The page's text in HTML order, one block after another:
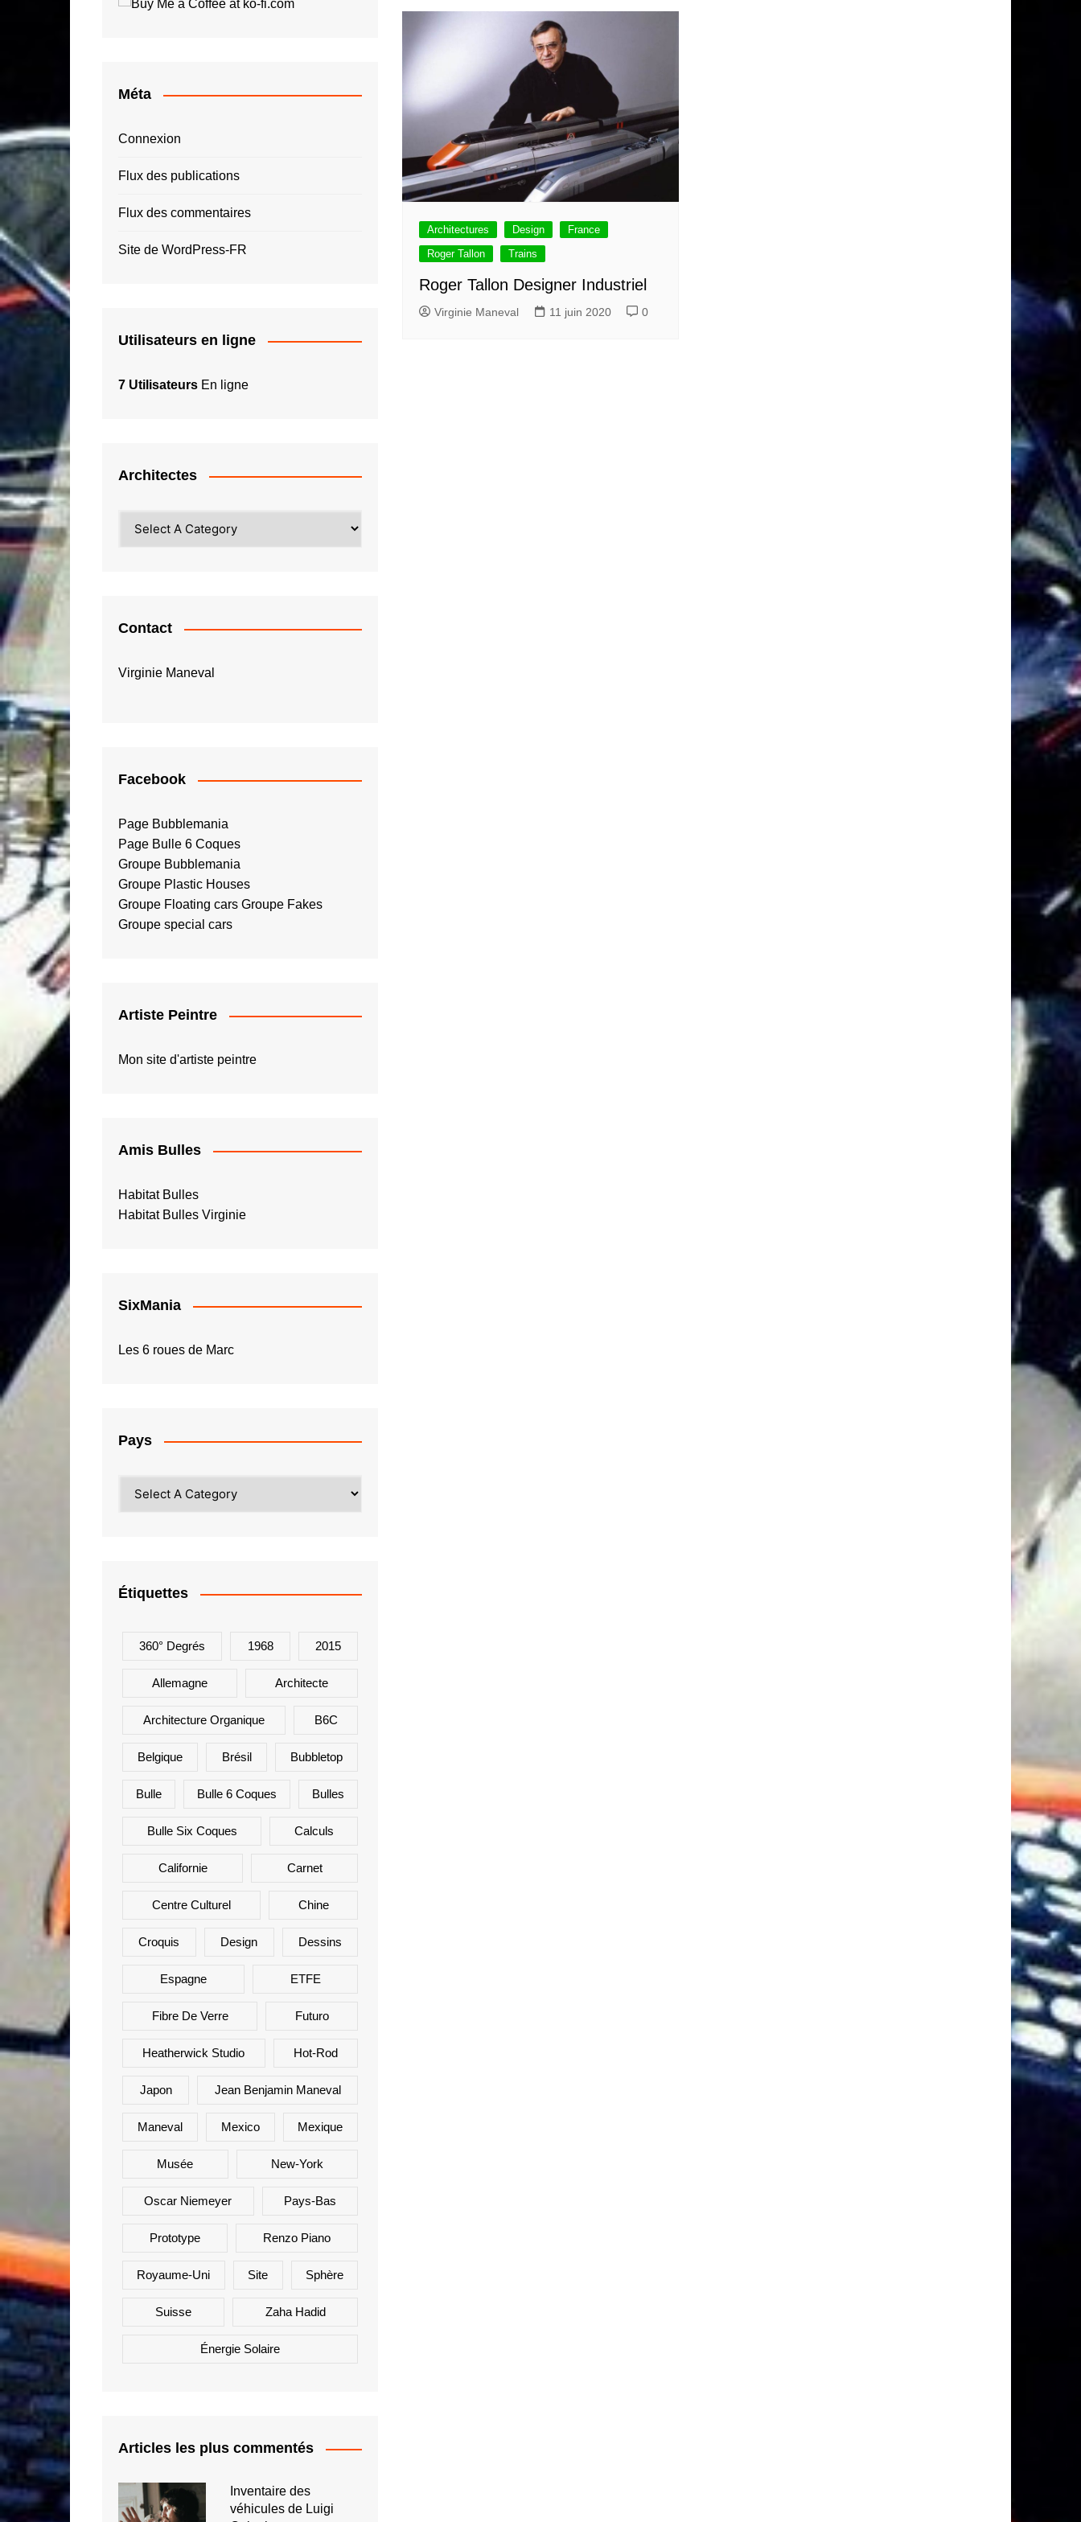
Roger Tallon
Fusée
Submersible
Trains
Voiture
Voiture Bulle
Musée
Bulle
Organiques
Bulle Six Coques
Plastique
Concept
Venturo
Architectures Design
France
Roger Tallon
Trains
Roger Tallon Designer Industriel
Virginie Maneval 11 juin 2020 0
Méta
Connexion
Flux des publications
Flux des commentaires
Site de WordPress-FR
Utilisateurs en ligne
7 Utilisateurs En ligne
Architectes
Contact
Virginie Maneval
Facebook
Page Bubblemania
Page Bulle 6 Coques
Groupe Bubblemania
Groupe Plastic Houses
Groupe Floating cars Groupe Fakes
Groupe special cars
Artiste Peintre
Mon site d'artiste peintre
Amis Bulles
Habitat Bulles
Habitat Bulles Virginie
SixMania
Les 6 roues de Marc
Pays
Étiquettes
360° Degrés 1968 2015
Allemagne Architecte
Architecture Organique B6C
Belgique Brésil Bubbletop
Bulle Bulle 6 Coques Bulles
Bulle Six Coques Calculs
Californie Carnet
Centre Culturel Chine
Croquis Design Dessins
Espagne ETFE
Fibre De Verre Futuro
Heatherwick Studio Hot-Rod
Japon Jean Benjamin Maneval
Maneval Mexico Mexique
Musée New-York
Oscar Niemeyer Pays-Bas
Prototype Renzo Piano
Royaume-Uni Site Sphère
Suisse Zaha Hadid
Énergie Solaire
Articles les plus commentés
Inventaire des
véhicules de Luigi